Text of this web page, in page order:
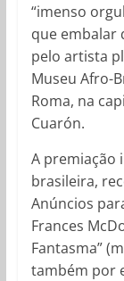
“imenso
que embalar
pelo artista
Museu Afro-
Roma, na
Cuarón.
A premiação
brasileira,
Anúncios
Frances
Fantasma”
também por